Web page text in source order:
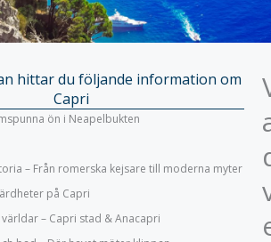
hittar du följande information om
Capri
ön i Neapelbukten
– Från romerska kejsare till moderna myter
på Capri
– Capri stad & Anacapri